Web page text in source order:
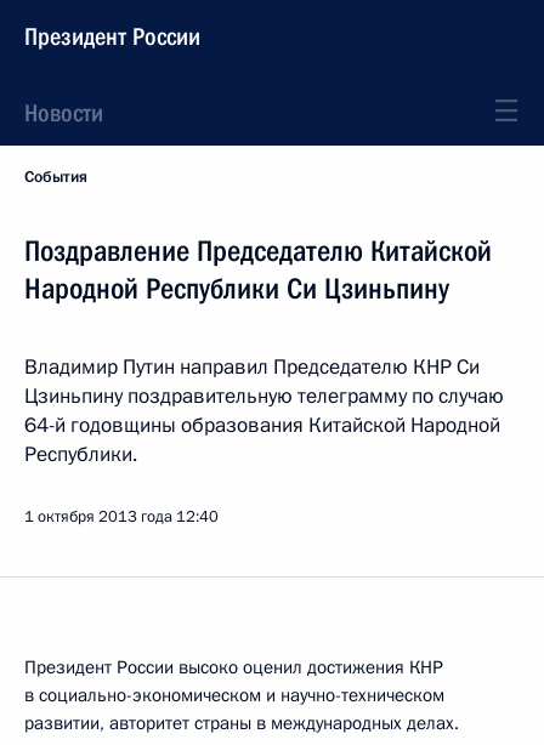
Президент России
Новости
События
Поздравление Председателю Китайской
Народной Республики Си Цзиньпину
Владимир Путин направил Председателю КНР Си
Цзиньпину поздравительную телеграмму по случаю
64-й годовщины образования Китайской Народной
Республики.
1 октября 2013 года 12:40
Президент России высоко оценил достижения КНР
в социально-экономическом и научно-техническом
развитии, авторитет страны в международных делах.